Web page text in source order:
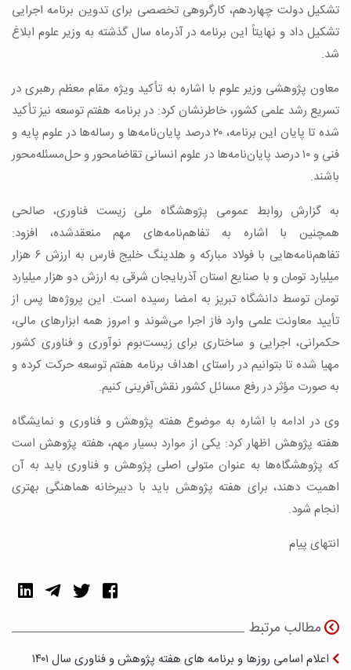
تشکیل دولت چهاردهم، کارگروهی تخصصی برای تدوین برنامه اجرایی
تشکیل داد و نهایتاً این برنامه در آذرماه سال گذشته به وزیر علوم ابلاغ
شد.
معاون پژوهشی وزیر علوم با اشاره به تأکید ویژه مقام معظم رهبری در
تسریع رشد علمی کشور، خاطرنشان کرد: در برنامه هفتم توسعه نیز تأکید
شده تا پایان این برنامه، ۲۰ درصد پایان‌نامه‌ها و رساله‌ها در علوم پایه و
فنی و ۱۰ درصد پایان‌نامه‌ها در علوم انسانی تقاضامحور و حل‌مسئله‌محور
باشند.
به گزارش روابط عمومی پژوهشگاه ملی زیست فناوری، صالحی
همچنین با اشاره به تفاهم‌نامه‌های مهم منعقدشده، افزود:
تفاهم‌نامه‌هایی با فولاد مبارکه و هلدینگ خلیج فارس به ارزش ۶ هزار
میلیارد تومان و با صنایع استان آذربایجان شرقی به ارزش دو هزار میلیارد
تومان توسط دانشگاه تبریز به امضا رسیده است. این پروژه‌ها پس از
تأیید معاونت علمی وارد فاز اجرا می‌شوند و امروز همه ابزارهای مالی،
حکمرانی، اجرایی و ساختاری برای زیست‌بوم نوآوری و فناوری کشور
مهیا شده تا بتوانیم در راستای اهداف برنامه هفتم توسعه حرکت کرده و
به صورت مؤثر در رفع مسائل کشور نقش‌آفرینی کنیم.
وی در ادامه با اشاره به موضوع هفته پژوهش و فناوری و نمایشگاه
هفته پژوهش اظهار کرد: یکی از موارد بسیار مهم، هفته پژوهش است
که پژوهشگاه‌ها به عنوان متولی اصلی پژوهش و فناوری باید به آن
اهمیت دهند، برای هفته پژوهش باید با دبیرخانه هماهنگی بهتری
انجام شود.
انتهای پیام
مطالب مرتبط
اعلام اسامی روزها و برنامه های هفته پژوهش و فناوری سال ۱۴۰۱